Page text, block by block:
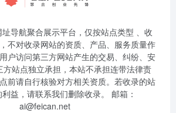
导航聚合展示平台，仅按站点类型 、收
不对收录网站的资质、产品、服务质量作
户访问第三方网站产生的交易、纠纷、安
方站点独立承担，本站不承担连带法律责
前请自行核验对方相关资质。若收录的站
益，请联系我们删除收录。 邮箱：
ai@feican.net